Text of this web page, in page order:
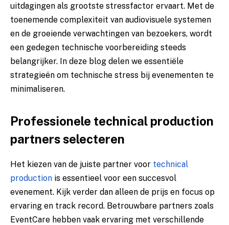
uitdagingen als grootste stressfactor ervaart. Met de
toenemende complexiteit van audiovisuele systemen
en de groeiende verwachtingen van bezoekers, wordt
een gedegen technische voorbereiding steeds
belangrijker. In deze blog delen we essentiële
strategieën om technische stress bij evenementen te
minimaliseren.
Professionele technical production
partners selecteren
Het kiezen van de juiste partner voor technical
production is essentieel voor een succesvol
evenement. Kijk verder dan alleen de prijs en focus op
ervaring en track record. Betrouwbare partners zoals
EventCare hebben vaak ervaring met verschillende